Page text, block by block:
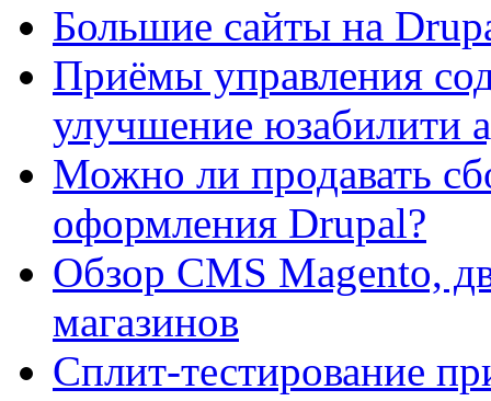
Большие сайты на
Приёмы управления
улучшение юзабилити
Можно ли продавать
оформления Drupal?
Обзор CMS Magento,
магазинов
Сплит-тестирование